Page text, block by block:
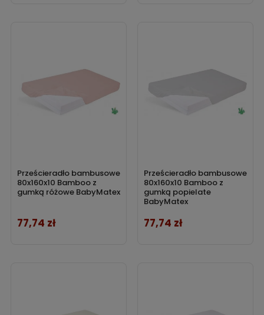
Prześcieradło bambusowe
80x160x10 Bamboo z
gumką różowe BabyMatex
Cena
77,74 zł
Prześcieradło bambusowe
80x160x10 Bamboo z
gumką popielate
BabyMatex
Cena
77,74 zł